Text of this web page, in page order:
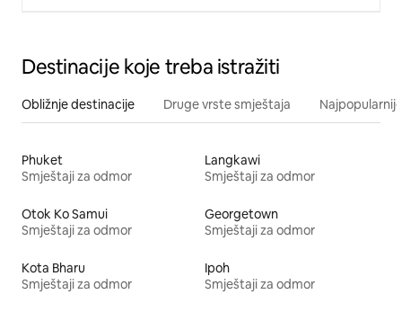
Destinacije koje treba istražiti
Obližnje destinacije Druge vrste smještaja
Phuket
Smještaji za odmor
Langkawi
Smještaji za odmor
Otok Ko Samui
Smještaji za odmor
Georgetown
Smještaji za odmor
Kota Bharu
Smještaji za odmor
Ipoh
Smještaji za odmor